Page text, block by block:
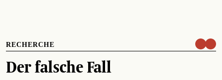
RECHERCHE
Der falsche Fall